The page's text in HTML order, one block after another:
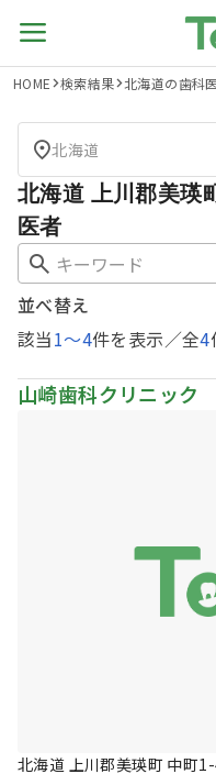
HOME 検索結果 北海道の歯科
北海道
北海道 上川郡美瑛
医者
該当1〜4件を表示／全4
並べ替え
山崎歯科クリニック
北海道 上川郡美瑛町 中町